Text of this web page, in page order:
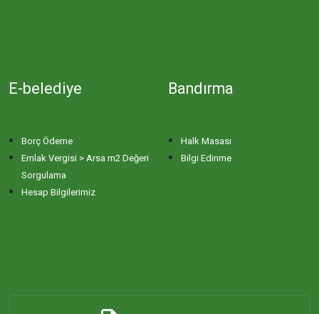
E-belediye
Borç Ödeme
Emlak Vergisi > Arsa m2 Değeri
Sorgulama
Hesap Bilgilerimiz
Bandırma
Halk Masası
Bilgi Edinme